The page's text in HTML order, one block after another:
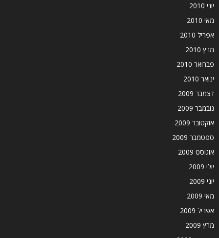
יוני 2010
מאי 2010
אפריל 2010
מרץ 2010
פברואר 2010
ינואר 2010
דצמבר 2009
נובמבר 2009
אוקטובר 2009
ספטמבר 2009
אוגוסט 2009
יולי 2009
יוני 2009
מאי 2009
אפריל 2009
מרץ 2009